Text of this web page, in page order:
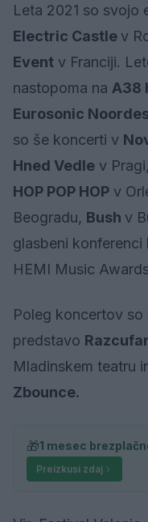
Leta 2021 so svojo
Electric Castle v
Event v Franciji.
nastopoma na A38
Eurosonic
so še koncerti v
Hned Vedle v Pragi,
HOP POP HOP v
Beogradu, Bush v
glasbeni konferenci
HEMI Music
Poleg koncertov
predstavo
Mladinskem teatru
Zbounce.
🎁1 mesec
Preizkusi zdaj